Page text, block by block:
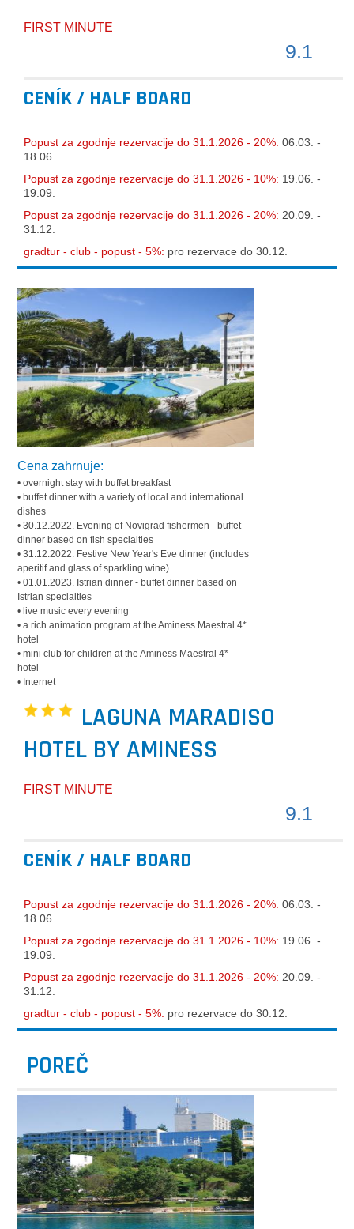
FIRST MINUTE
9.1
CENÍK / HALF BOARD
Popust za zgodnje rezervacije do 31.1.2026 - 20%:06.03. -
18.06.
Popust za zgodnje rezervacije do 31.1.2026 - 10%: 19.06. -
19.09.
Popust za zgodnje rezervacije do 31.1.2026 - 20%: 20.09. -
31.12.
gradtur - club - popust - 5%: pro rezervace do 30.12.
Cena zahrnuje:
• overnight stay with buffet breakfast
• buffet dinner with a variety of local and international
dishes
• 30.12.2022. Evening of Novigrad fishermen - buffet
dinner based on fish specialties
• 31.12.2022. Festive New Year's Eve dinner (includes
aperitif and glass of sparkling wine)
• 01.01.2023. Istrian dinner - buffet dinner based on
Istrian specialties
• live music every evening
• a rich animation program at the Aminess Maestral 4*
hotel
• mini club for children at the Aminess Maestral 4*
hotel
• Internet
LAGUNA MARADISO
HOTEL BY AMINESS
FIRST MINUTE
9.1
CENÍK / HALF BOARD
Popust za zgodnje rezervacije do 31.1.2026 - 20%:06.03. -
18.06.
Popust za zgodnje rezervacije do 31.1.2026 - 10%: 19.06. -
19.09.
Popust za zgodnje rezervacije do 31.1.2026 - 20%: 20.09. -
31.12.
gradtur - club - popust - 5%: pro rezervace do 30.12.
POREČ